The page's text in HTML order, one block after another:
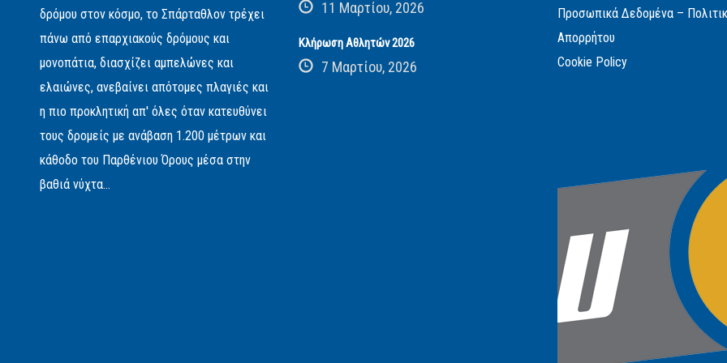
δρόμου στον κόσμο, το Σπάρταθλον τρέχει
πάνω από επαρχιακούς δρόμους και
μονοπάτια, διασχίζει αμπελώνες και
ελαιώνες, ανεβαίνει απότομες πλαγιές και
η πιο προκλητική απ' όλες όταν κατευθύνει
τους δρομείς με ανάβαση 1.200 μέτρων και
κάθοδο του Παρθένιου Όρους μέσα στην
βαθιά νύχτα...
11 Μαρτίου, 2026
Κλήρωση Αθλητών 2026
7 Μαρτίου, 2026
Προσωπικά Δεδομένα –
Απορρήτου
Cookie Policy